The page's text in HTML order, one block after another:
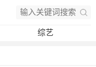
综艺